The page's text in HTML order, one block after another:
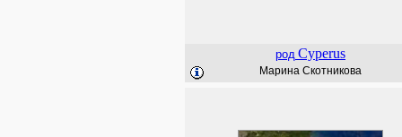
род Cyperus
Марина Скотникова